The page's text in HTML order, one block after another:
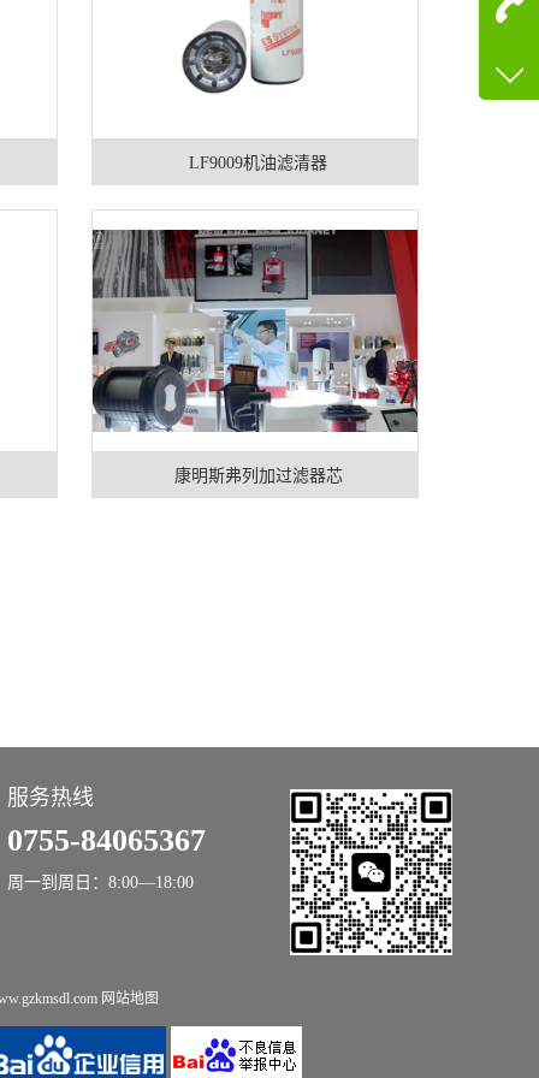
LF9009机油滤清器
康明斯弗列加过滤器芯
服务热线
0755-84065367
周一到周日：8:00—18:00
网站地图